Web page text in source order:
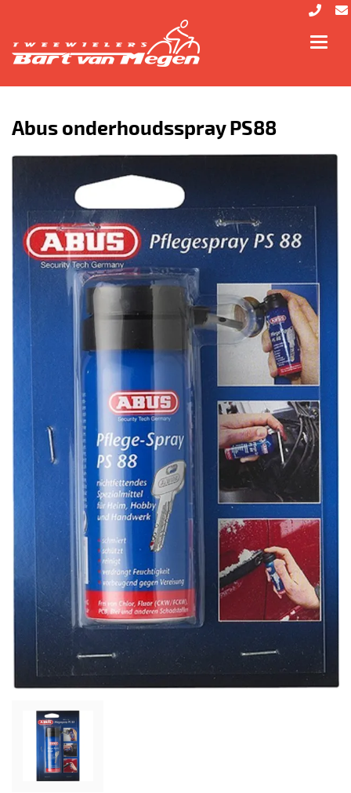
Abus onderhoudsspray PS88